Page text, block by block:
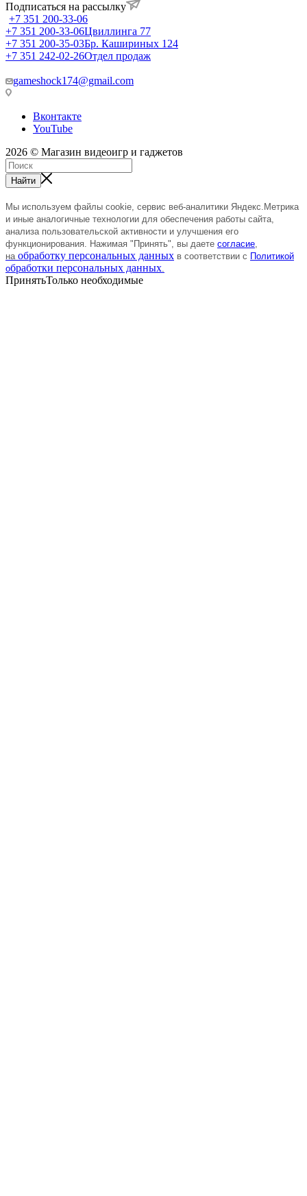
Подписаться на рассылку
+7 351 200-33-06
+7 351 200-33-06Цвиллинга 77
+7 351 200-35-03Бр. Кашириных 124
+7 351 242-02-26Отдел продаж
gameshock174@gmail.com
Вконтакте
YouTube
2026 © Магазин видеоигр и гаджетов
Найти
Мы используем файлы cookie, сервис веб-аналитики Яндекс.Метрика
и иные аналогичные технологии для обеспечения работы сайта,
анализа пользовательской активности и улучшения его
функционирования. Нажимая "Принять", вы даете согласие,
на обработку персональных данных в соответствии с Политикой
обработки персональных данных.
ПринятьТолько необходимые